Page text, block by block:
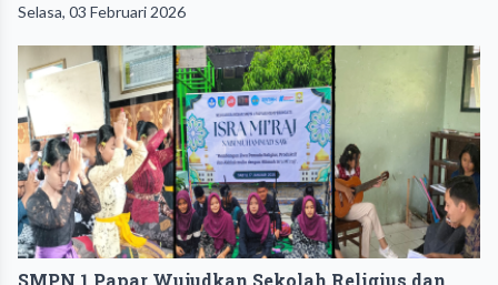
Selasa, 03 Februari 2026
SMPN 1 Papar Wujudkan Sekolah Religius dan